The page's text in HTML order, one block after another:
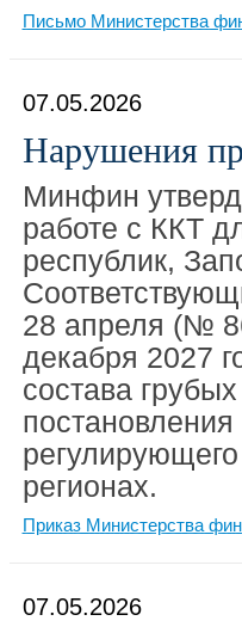
Письмо Министерства
07.05.2026
Нарушения
Минфин
работе с ККТ
республик,
28 апреля (№
декабря 2027
состава
регулирующего
регионах.
Приказ Министерства
07.05.2026